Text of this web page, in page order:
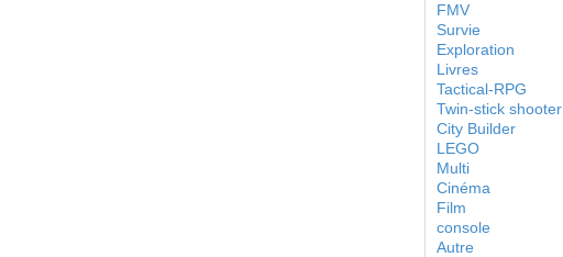
FMV
Survie
Exploration
Livres
Tactical-RPG
Twin-stick shooter
City Builder
LEGO
Multi
Cinéma
Film
console
Autre